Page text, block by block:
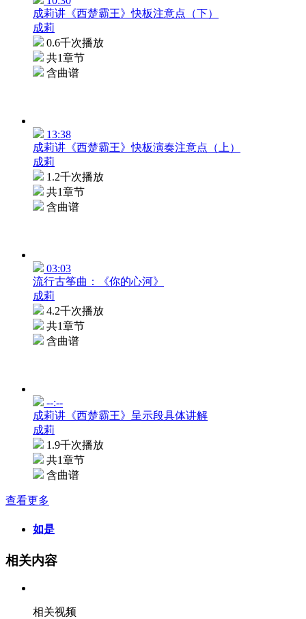
成莉讲《西楚霸王》快板注意点（下）
成莉
0.6千次播放
共1章节
含曲谱
13:38
成莉讲《西楚霸王》快板演奏注意点（上）
成莉
1.2千次播放
共1章节
含曲谱
03:03
流行古筝曲：《你的心河》
成莉
4.2千次播放
共1章节
含曲谱
--:--
成莉讲《西楚霸王》呈示段具体讲解
成莉
1.9千次播放
共1章节
含曲谱
查看更多
如是
相关内容
相关视频